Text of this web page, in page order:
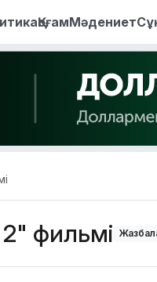
ҚоғамМәдениет
фильмі